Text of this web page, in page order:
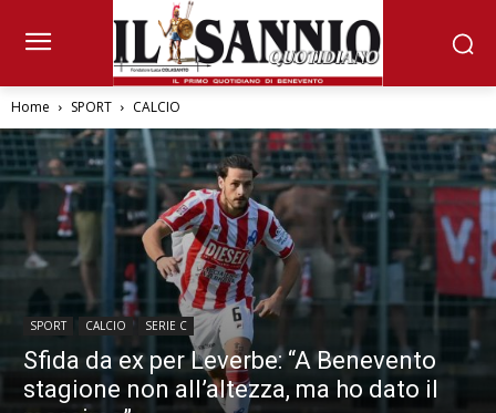
Home SPORT CALCIO
SPORT CALCIO SERIE C
Sfida da ex per Leverbe: “A Benevento
stagione non all’altezza, ma ho dato il